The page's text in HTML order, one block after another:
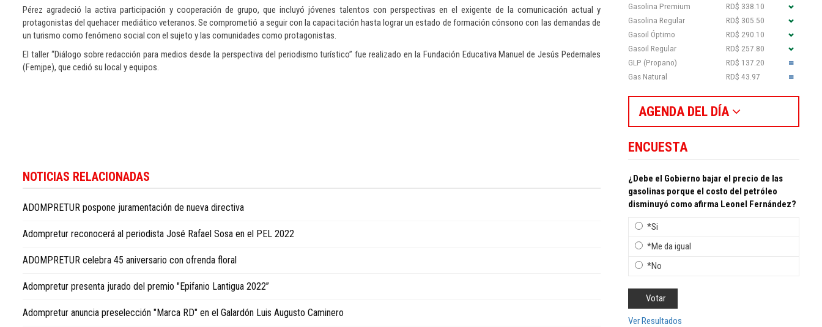
Pérez agradeció la activa participación y cooperación de grupo, que incluyó jóvenes talentos con perspectivas en el exigente de la comunicación actual y
protagonistas del quehacer mediático veteranos. Se comprometió a seguir con la capacitación hasta lograr un estado de formación cónsono con las demandas de
un turismo como fenómeno social con el sujeto y las comunidades como protagonistas.
El taller “Diálogo sobre redacción para medios desde la perspectiva del periodismo turístico” fue realizado en la Fundación Educativa Manuel de Jesús Pedernales
(Femjpe), que cedió su local y equipos.
las
económicas
país
Dominican
business
in
NOTICIAS RELACIONADAS
ADOMPRETUR pospone juramentación de nueva directiva
Adompretur reconocerá al periodista José Rafael Sosa en el PEL 2022
ADOMPRETUR celebra 45 aniversario con ofrenda floral
Adompretur presenta jurado del premio "Epifanio Lantigua 2022”
Adompretur anuncia preselección "Marca RD" en el Galardón Luis Augusto Caminero
Gasolina Premium
RD$ 338.10
Gasolina Regular
RD$ 305.50
Gasoil Óptimo
RD$ 290.10
Gasoil Regular
RD$ 257.80
GLP (Propano)
RD$ 137.20
Gas Natural
RD$ 43.97
AGENDA DEL DÍA
ENCUESTA
¿Debe el Gobierno bajar el precio de las
gasolinas porque el costo del petróleo
disminuyó como afirma Leonel Fernández?
*Si
*Me da igual
*No
Ver Resultados